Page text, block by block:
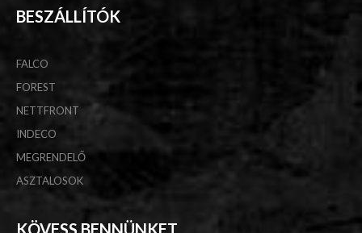
BESZÁLLÍTÓK
FALCO
FOREST
NETTFRONT
INDECO
MEGRENDELŐ
ASZTALOSOK
KÖVESS BENNÜNKET